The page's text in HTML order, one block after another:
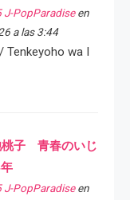
J-PopParadiseen
a las 3:44
Tenkeyoho wa I
桃子 青春のいじ
J-PopParadiseen